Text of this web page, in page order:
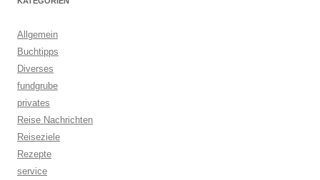
Allgemein
Buchtipps
Diverses
fundgrube
privates
Reise Nachrichten
Reiseziele
Rezepte
service